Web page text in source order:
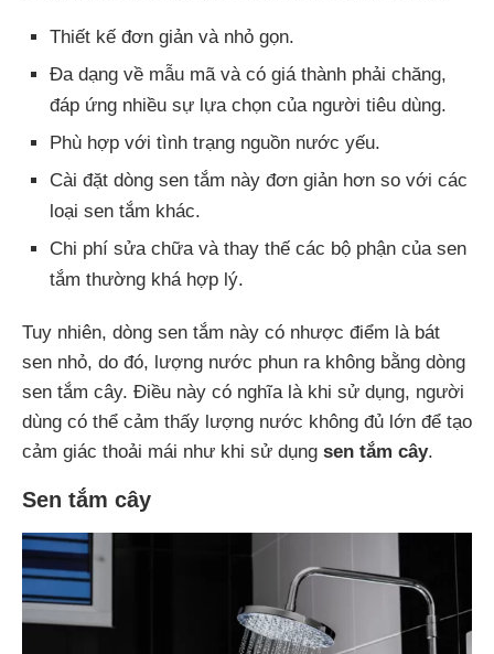
Thiết kế đơn giản và nhỏ gọn.
Đa dạng về mẫu mã và có giá thành phải chăng,
đáp ứng nhiều sự lựa chọn của người tiêu dùng.
Phù hợp với tình trạng nguồn nước yếu.
Cài đặt dòng sen tắm này đơn giản hơn so với các
loại sen tắm khác.
Chi phí sửa chữa và thay thế các bộ phận của sen
tắm thường khá hợp lý.
Tuy nhiên, dòng sen tắm này có nhược điểm là bát
sen nhỏ, do đó, lượng nước phun ra không bằng dòng
sen tắm cây. Điều này có nghĩa là khi sử dụng, người
dùng có thể cảm thấy lượng nước không đủ lớn để tạo
cảm giác thoải mái như khi sử dụng sen tắm cây.
Sen tắm cây